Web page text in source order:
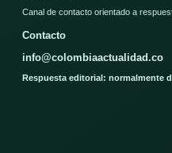
Canal de contacto orientado a
Contacto
info@colombiaactualidad.co
Respuesta editorial: normalmente